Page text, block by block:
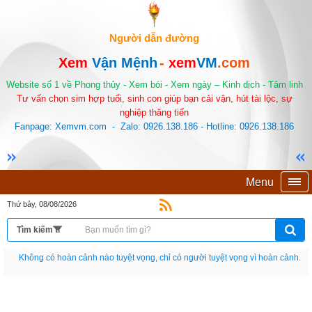
Người dẫn đường
Xem Vận Mệnh- xemVM.com
Website số 1 về Phong thủy - Xem bói - Xem ngày – Kinh dịch - Tâm linh
Tư vấn chọn sim hợp tuổi, sinh con giúp bạn cải vận, hút tài lộc, sự
nghiệp thăng tiến
Fanpage: Xemvm.com - Zalo: 0926.138.186 - Hotline: 0926.138.186
Menu
Thứ bảy, 08/08/2026
Nếu như không chịu học tập thì cho dù đi vạn dặm đường cũng chỉ là anh đưa